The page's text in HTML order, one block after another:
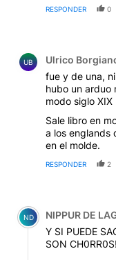
RESPONDER 0
UB Ulrico
fue y de una,
hubo un arduo
modo siglo XIX
Sale libro en
a los englands
en el molde.
RESPONDER 2
Comentario de
ND NIPPUR DE
Y SI PUEDE
SON